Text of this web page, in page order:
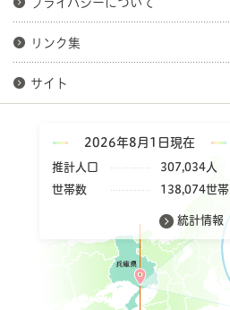
リンク集
サイト
2026年8月1日現在
推計人口
307,034人
世帯数
138,074世帯
統計情報